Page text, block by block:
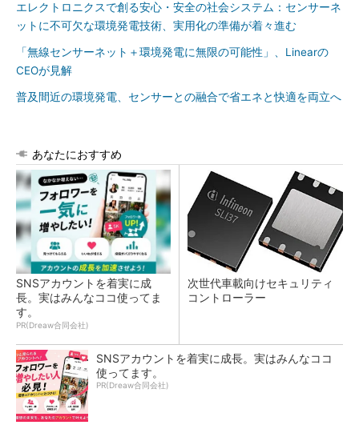
エレクトロニクスで創る安心・安全の社会システム：センサーネ
ットに不可欠な環境発電技術、実用化の準備が着々進む
「無線センサーネット＋環境発電に無限の可能性」、Linearの
CEOが見解
普及間近の環境発電、センサーとの融合で省エネと快適を両立へ
あなたにおすすめ
SNSアカウントを着実に成
長。実はみんなココ使ってま
す。
PR(Dreaw合同会社)
次世代車載向けセキュリティ
コントローラー
SNSアカウントを着実に成長。実はみんなココ
使ってます。
PR(Dreaw合同会社)